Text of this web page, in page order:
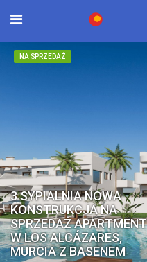
NA SPRZEDAŻ
3 SYPIALNIA NOWA
KONSTRUKCJA NA
SPRZEDAŻ APARTMENT
W LOS ALCÁZARES,
MURCIA Z BASENEM